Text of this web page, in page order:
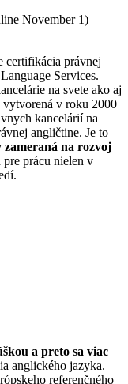
November 1)
certifikácia právnej
Services.
na svete ako aj
v roku 2000
kancelárií na
angličtine. Je to
na rozvoj
prácu nielen v
a preto sa viac
anglického jazyka.
referenčného